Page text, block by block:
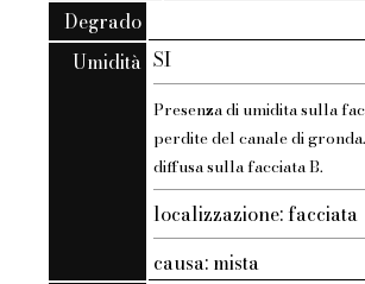
Degrado
Umidità SI
Presenza di umidita sulla
perdite del canale di
diffusa sulla facciata B.
localizzazione: facciata
causa: mista